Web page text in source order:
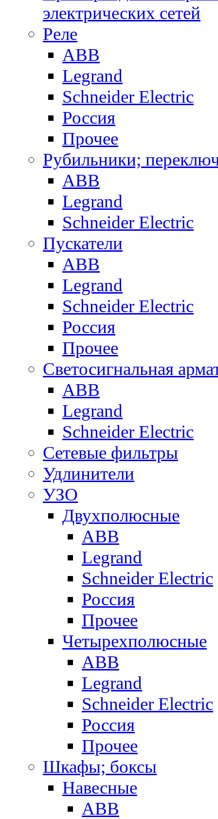
электрических сетей
Реле
ABB
Legrand
Schneider Electric
Россия
Прочее
Рубильники;
ABB
Legrand
Schneider Electric
Пускатели
ABB
Legrand
Schneider Electric
Россия
Прочее
Светосигнальная
ABB
Legrand
Schneider Electric
Сетевые фильтры
Удлинители
УЗО
Двухполюсные
ABB
Legrand
Schneider Electric
Россия
Прочее
Четырехполюсные
ABB
Legrand
Schneider Electric
Россия
Прочее
Шкафы; боксы
Навесные
ABB